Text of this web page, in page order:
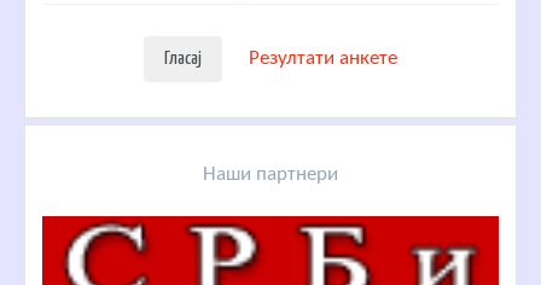
Резултати анкете
Наши партнери